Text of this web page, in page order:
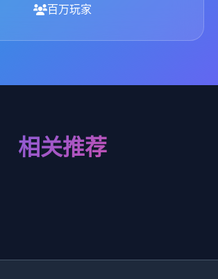
百万玩家
相关推荐